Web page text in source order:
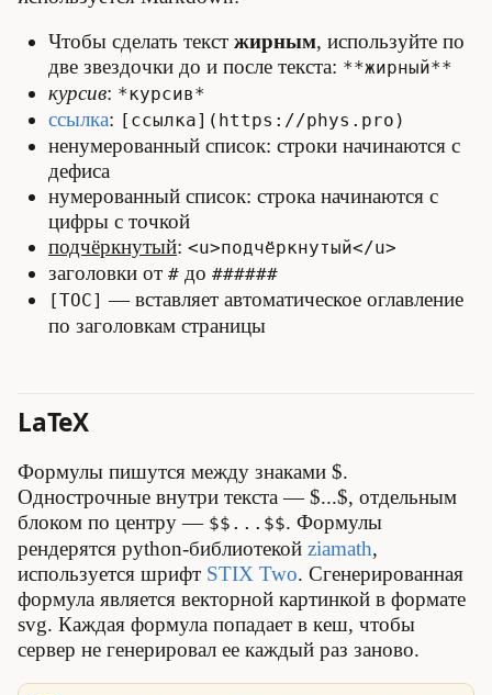
Чтобы сделать текст жирным, используйте по
две звездочки до и после текста: **жирный**
курсив: *курсив*
ссылка: [ссылка](https://phys.pro)
ненумерованный список: строки начинаются с
дефиса
нумерованный список: строка начинаются с
цифры с точкой
подчёркнутый: <u>подчёркнутый</u>
заголовки от # до ######
[TOC] — вставляет автоматическое оглавление
по заголовкам страницы
LaTeX
Формулы пишутся между знаками $.
Однострочные внутри текста — $...$, отдельным
блоком по центру — $$...$$. Формулы
рендерятся python-библиотекой ziamath,
используется шрифт STIX Two. Сгенерированная
формула является векторной картинкой в формате
svg. Каждая формула попадает в кеш, чтобы
сервер не генерировал ее каждый раз заново.